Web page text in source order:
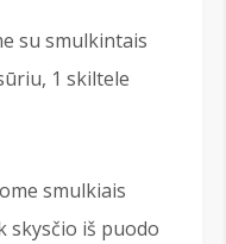
su smulkintais
1 skiltele
smulkiais
skysčio iš puodo